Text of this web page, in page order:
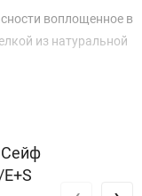
воплощенное в
из натуральной
Вашего интерьера.
Сейф